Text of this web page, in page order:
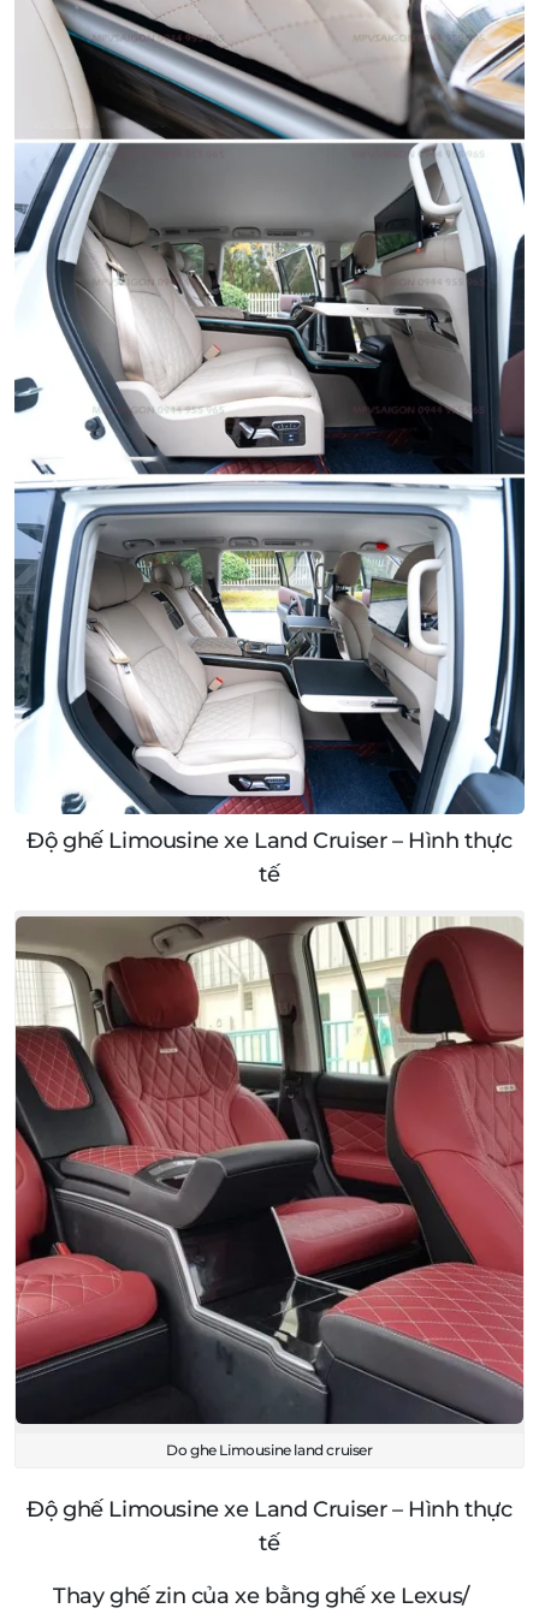
Độ ghế Limousine xe Land Cruiser – Hình thực
tế
Do ghe Limousine land cruiser
Độ ghế Limousine xe Land Cruiser – Hình thực
tế
Thay ghế zin của xe bằng ghế xe Lexus/